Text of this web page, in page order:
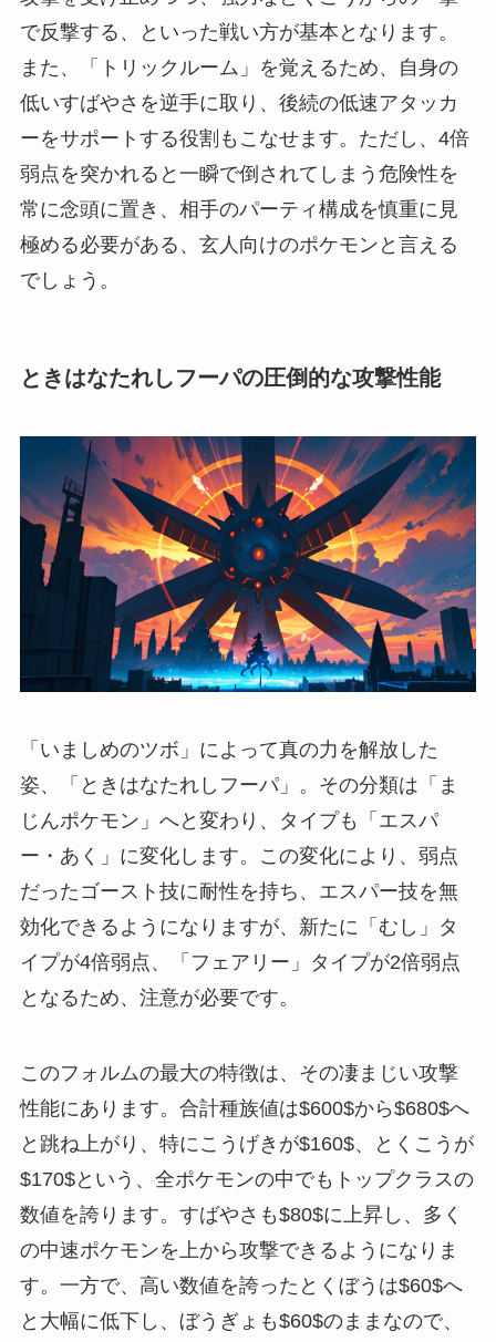
で反撃する、といった戦い方が基本となります。
また、「トリックルーム」を覚えるため、自身の
低いすばやさを逆手に取り、後続の低速アタッカ
ーをサポートする役割もこなせます。ただし、4倍
弱点を突かれると一瞬で倒されてしまう危険性を
常に念頭に置き、相手のパーティ構成を慎重に見
極める必要がある、玄人向けのポケモンと言える
でしょう。
ときはなたれしフーパの圧倒的な攻撃性能
「いましめのツボ」によって真の力を解放した
姿、「ときはなたれしフーパ」。その分類は「ま
じんポケモン」へと変わり、タイプも「エスパ
ー・あく」に変化します。この変化により、弱点
だったゴースト技に耐性を持ち、エスパー技を無
効化できるようになりますが、新たに「むし」タ
イプが4倍弱点、「フェアリー」タイプが2倍弱点
となるため、注意が必要です。
このフォルムの最大の特徴は、その凄まじい攻撃
性能にあります。合計種族値は$600$から$680$へ
と跳ね上がり、特にこうげきが$160$、とくこうが
$170$という、全ポケモンの中でもトップクラスの
数値を誇ります。すばやさも$80$に上昇し、多く
の中速ポケモンを上から攻撃できるようになりま
す。一方で、高い数値を誇ったとくぼうは$60$へ
と大幅に低下し、ぼうぎょも$60$のままなので、